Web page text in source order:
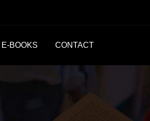
E-BOOKS CONTACT